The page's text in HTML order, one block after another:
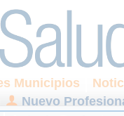
Municipios
Nuevo